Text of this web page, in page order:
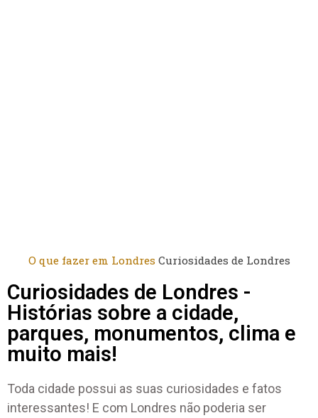
O que fazer em Londres Curiosidades de Londres
Curiosidades de Londres -
Histórias sobre a cidade,
parques, monumentos, clima e
muito mais!
Toda cidade possui as suas curiosidades e fatos
interessantes! E com Londres não poderia ser